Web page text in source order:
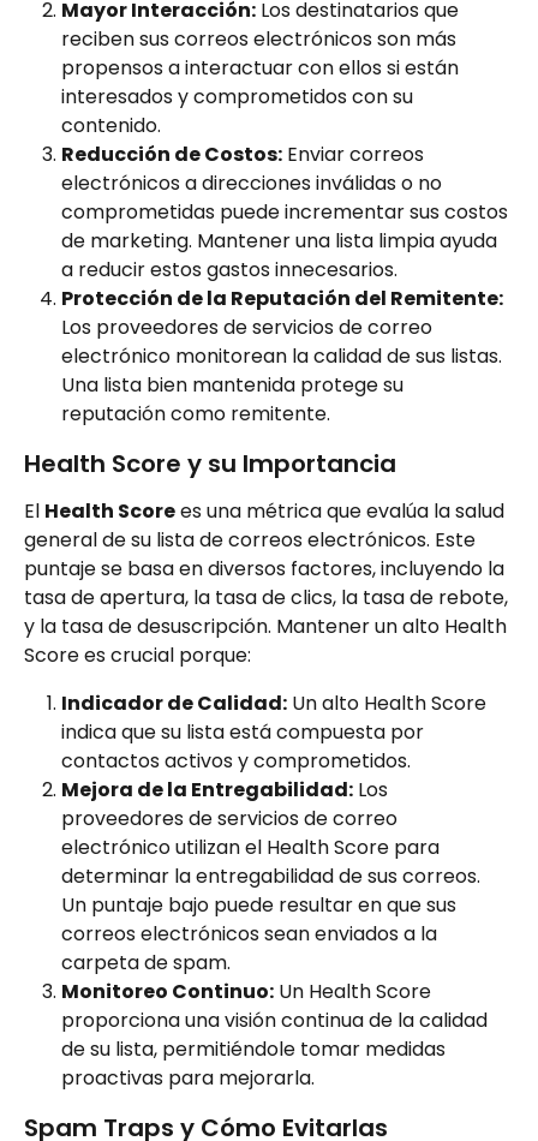
Mayor Interacción: Los destinatarios que
reciben sus correos electrónicos son más
propensos a interactuar con ellos si están
interesados y comprometidos con su
contenido.
Reducción de Costos: Enviar correos
electrónicos a direcciones inválidas o no
comprometidas puede incrementar sus costos
de marketing. Mantener una lista limpia ayuda
a reducir estos gastos innecesarios.
Protección de la Reputación del Remitente:
Los proveedores de servicios de correo
electrónico monitorean la calidad de sus listas.
Una lista bien mantenida protege su
reputación como remitente.
Health Score y su Importancia
El Health Score es una métrica que evalúa la salud
general de su lista de correos electrónicos. Este
puntaje se basa en diversos factores, incluyendo la
tasa de apertura, la tasa de clics, la tasa de rebote,
y la tasa de desuscripción. Mantener un alto Health
Score es crucial porque:
Indicador de Calidad: Un alto Health Score
indica que su lista está compuesta por
contactos activos y comprometidos.
Mejora de la Entregabilidad: Los
proveedores de servicios de correo
electrónico utilizan el Health Score para
determinar la entregabilidad de sus correos.
Un puntaje bajo puede resultar en que sus
correos electrónicos sean enviados a la
carpeta de spam.
Monitoreo Continuo: Un Health Score
proporciona una visión continua de la calidad
de su lista, permitiéndole tomar medidas
proactivas para mejorarla.
Spam Traps y Cómo Evitarlas